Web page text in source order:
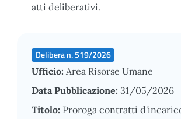
atti deliberativi.
Delibera n. 519/2026
Ufficio: Area Risorse Umane
Data Pubblicazione: 31/05/2026
Titolo: Proroga contratti